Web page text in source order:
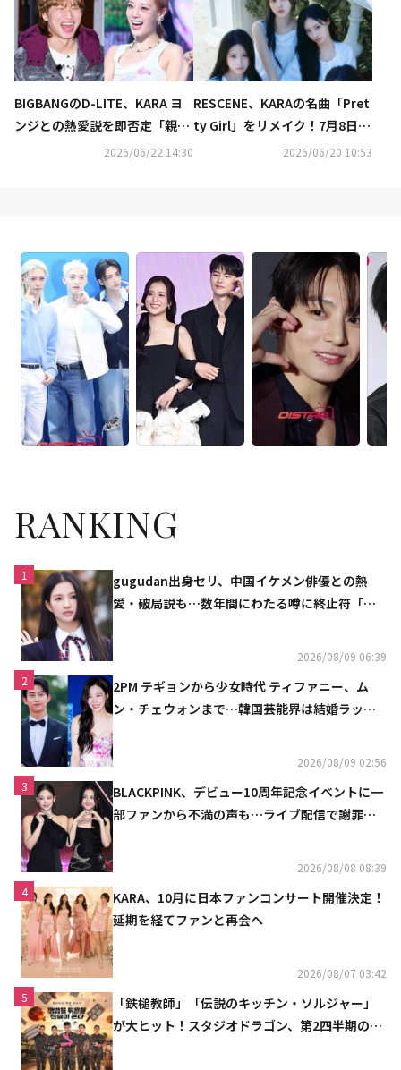
BIGBANGのD-LITE、KARA ヨ
ンジとの熱愛説を即否定「親し
2026/06/22 14:30
RESCENE、KARAの名曲「Pret
ty Girl」をリメイク！7月8日リ
2026/06/20 10:53
RANKING
1
gugudan出身セリ、中国イケメン俳優との熱
愛・破局説も…数年間にわたる噂に終止符「邪
2026/08/09 06:39
2
2PM テギョンから少女時代 ティファニー、ム
ン・チェウォンまで…韓国芸能界は結婚ラッシ
2026/08/09 02:56
3
BLACKPINK、デビュー10周年記念イベントに一
部ファンから不満の声も…ライブ配信で謝罪
2026/08/08 08:39
4
KARA、10月に日本ファンコンサート開催決定！
延期を経てファンと再会へ
2026/08/07 03:42
5
「鉄槌教師」「伝説のキッチン・ソルジャー」
が大ヒット！スタジオドラゴン、第2四半期の売